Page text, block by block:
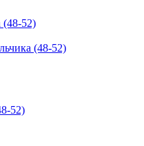
(48-52)
52)